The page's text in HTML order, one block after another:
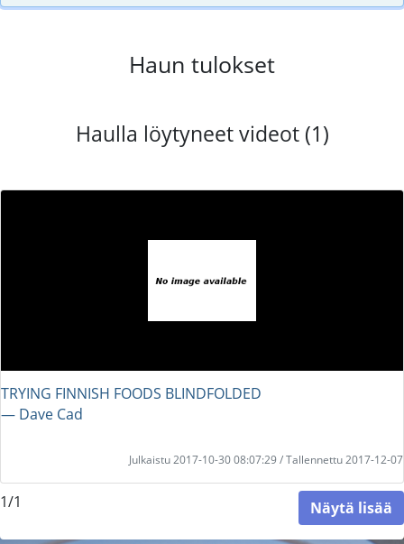
Haun tulokset
Haulla löytyneet videot (1)
TRYING FINNISH FOODS BLINDFOLDED
― Dave Cad
Julkaistu 2017-10-30 08:07:29 / Tallennettu 2017-12-07
1/1 Näytä lisää